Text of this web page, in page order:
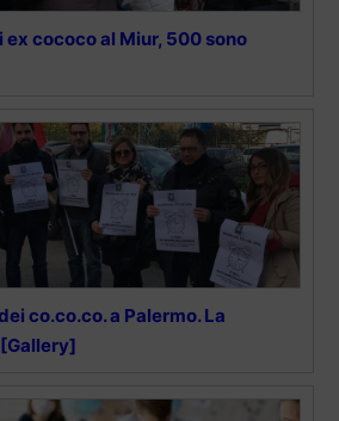
cococo al Miur, 500 sono
co.co.co. a Palermo. La